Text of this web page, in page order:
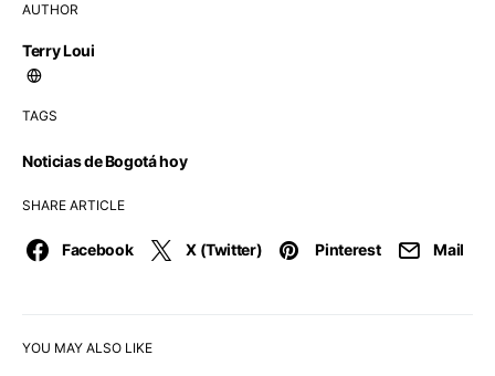
AUTHOR
Terry Loui
TAGS
Noticias de Bogotá hoy
SHARE ARTICLE
Facebook X (Twitter) Pinterest Mail
YOU MAY ALSO LIKE